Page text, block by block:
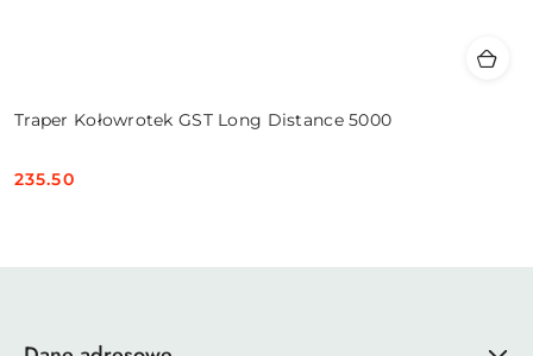
Traper Kołowrotek GST Long Distance 5000
Cena:
235.50